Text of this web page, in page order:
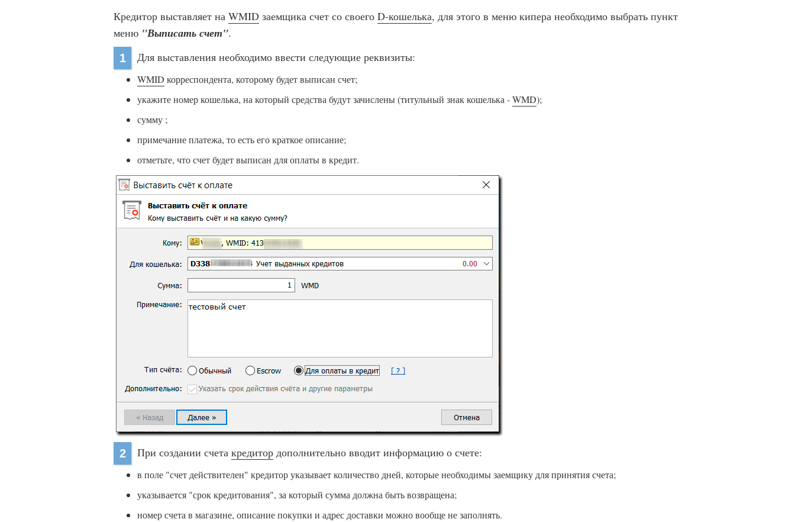
Кредитор выставляет на WMID заемщика счет со своего D-кошелька, для этого в меню кипера необходимо выбрать пункт
меню "Выписать счет".
1 Для выставления необходимо ввести следующие реквизиты:
WMID корреспондента, которому будет выписан счет;
укажите номер кошелька, на который средства будут зачислены (титульный знак кошелька -WMD);
сумму ;
примечание платежа, то есть его краткое описание;
отметьте, что счет будет выписан для оплаты в кредит.
2 При создании счета кредитор дополнительно вводит информацию о счете:
в поле "счет действителен" кредитор указывает количество дней, которые необходимы заемщику для принятия счета;
указывается "срок кредитования", за который сумма должна быть возвращена;
номер счета в магазине, описание покупки и адрес доставки можно вообще не заполнять.